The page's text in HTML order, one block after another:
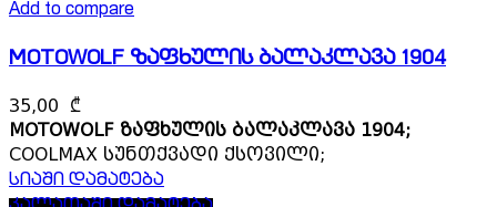
Add to compare
MOTOWOLF ზაფხულის ბალაკლავა 1904
35,00 ₾
MOTOWOLF ზაფხულის ბალაკლავა 1904;
COOLMAX სუნთქვადი ქსოვილი;
სიაში დამატება